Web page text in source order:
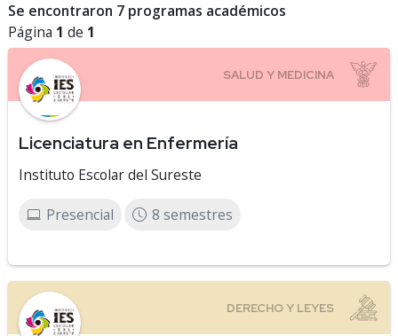
Se encontraron 7 programas académicos
Página 1 de 1
Licenciatura en Enfermería
Instituto Escolar del Sureste
Presencial 8 semestres